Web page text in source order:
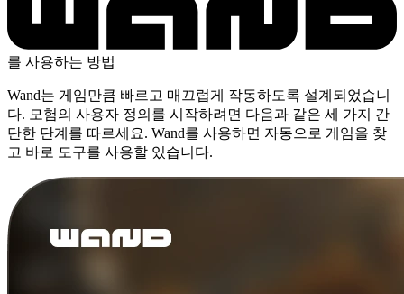
를 사용하는 방법
Wand는 게임만큼 빠르고 매끄럽게 작동하도록 설계되었습니
다. 모험의 사용자 정의를 시작하려면 다음과 같은 세 가지 간
단한 단계를 따르세요. Wand를 사용하면 자동으로 게임을 찾
고 바로 도구를 사용할 있습니다.